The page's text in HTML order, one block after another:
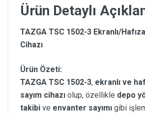
Ürün Detaylı
TAZGA TSC 1502-3 Ekranlı/
Cihazı
Ürün Özeti:
TAZGA TSC 1502-3, ekranlı ve
sayım cihazı olup, özellikle depo
takibi ve envanter sayımı gibi